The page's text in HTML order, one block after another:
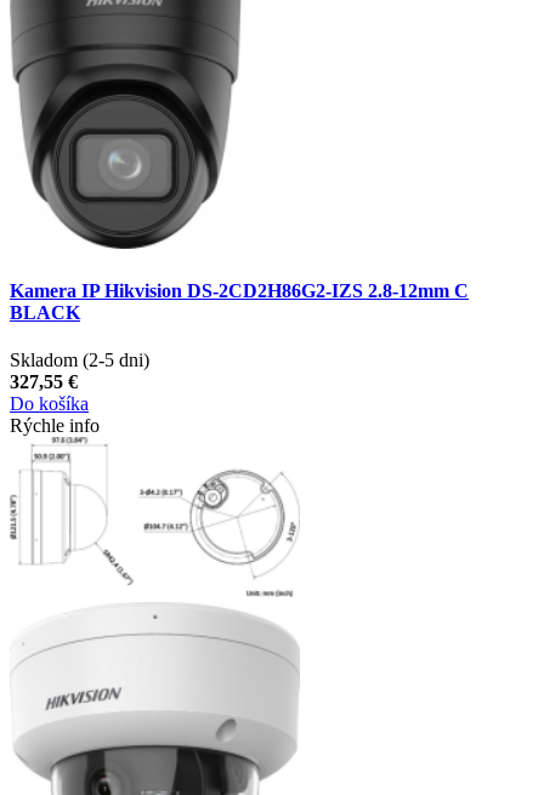
Kamera IP Hikvision DS-2CD2H86G2-IZS 2.8-12mm C
BLACK
Skladom (2-5 dni)
327,55 €
Do košíka
Rýchle info